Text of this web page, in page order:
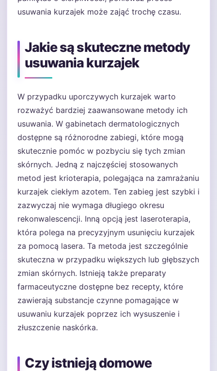
usuwania kurzajek może zająć trochę czasu.
Jakie są skuteczne metody
usuwania kurzajek
W przypadku uporczywych kurzajek warto
rozważyć bardziej zaawansowane metody ich
usuwania. W gabinetach dermatologicznych
dostępne są różnorodne zabiegi, które mogą
skutecznie pomóc w pozbyciu się tych zmian
skórnych. Jedną z najczęściej stosowanych
metod jest krioterapia, polegająca na zamrażaniu
kurzajek ciekłym azotem. Ten zabieg jest szybki i
zazwyczaj nie wymaga długiego okresu
rekonwalescencji. Inną opcją jest laseroterapia,
która polega na precyzyjnym usunięciu kurzajek
za pomocą lasera. Ta metoda jest szczególnie
skuteczna w przypadku większych lub głębszych
zmian skórnych. Istnieją także preparaty
farmaceutyczne dostępne bez recepty, które
zawierają substancje czynne pomagające w
usuwaniu kurzajek poprzez ich wysuszenie i
złuszczenie naskórka.
Czy istnieją domowe